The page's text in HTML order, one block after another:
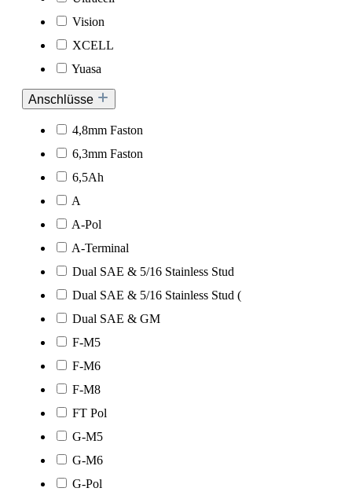
Vision
XCELL
Yuasa
Anschlüsse
4,8mm Faston
6,3mm Faston
6,5Ah
A
A-Pol
A-Terminal
Dual SAE & 5/16 Stainless Stud
Dual SAE & 5/16 Stainless Stud (
Dual SAE & GM
F-M5
F-M6
F-M8
FT Pol
G-M5
G-M6
G-Pol